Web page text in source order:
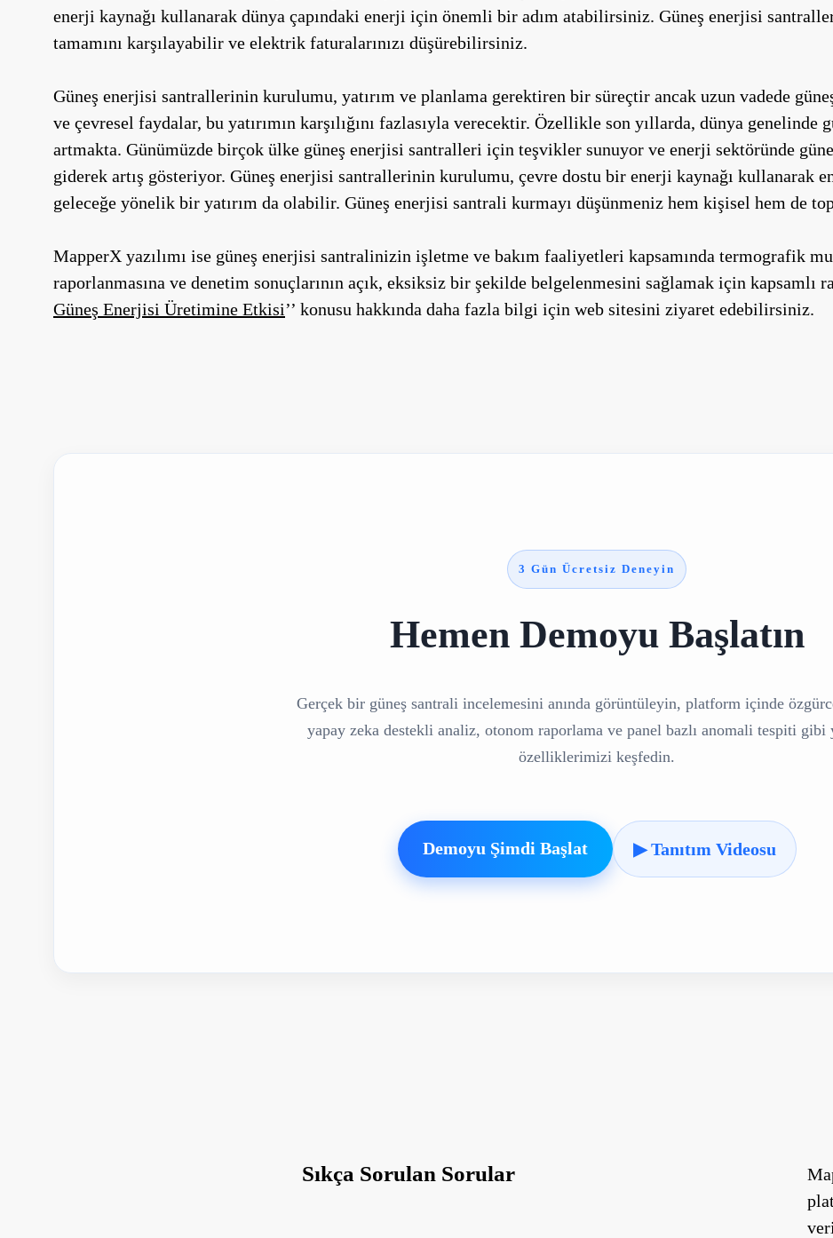
enerji kaynağı kullanarak dünya çapındaki enerji için önemli bir adım atabilirsiniz. Güneş enerjisi
tamamını karşılayabilir ve elektrik faturalarınızı düşürebilirsiniz.
Güneş enerjisi santrallerinin kurulumu, yatırım ve planlama gerektiren bir süreçtir ancak uzun vadede
ve çevresel faydalar, bu yatırımın karşılığını fazlasıyla verecektir. Özellikle son yıllarda, dünya genelinde
artmakta. Günümüzde birçok ülke güneş enerjisi santralleri için teşvikler sunuyor ve enerji sektöründe
giderek artış gösteriyor. Güneş enerjisi santrallerinin kurulumu, çevre dostu bir enerji kaynağı kullanarak
geleceğe yönelik bir yatırım da olabilir. Güneş enerjisi santrali kurmayı düşünmeniz hem kişisel hem de
MapperX yazılımı ise güneş enerjisi santralinizin işletme ve bakım faaliyetleri kapsamında termografik
raporlanmasına ve denetim sonuçlarının açık, eksiksiz bir şekilde belgelenmesini sağlamak için kapsamlı
Güneş Enerjisi Üretimine Etkisi’’ konusu hakkında daha fazla bilgi için web sitesini ziyaret edebilirsiniz.
3 Gün Ücretsiz Deneyin
Hemen Demoyu Başlatın
Gerçek bir güneş santrali incelemesini anında görüntüleyin, platform içinde
yapay zeka destekli analiz, otonom raporlama ve panel bazlı anomali tespiti
özelliklerimizi keşfedin.
Demoyu Şimdi Başlat ▶ Tanıtım Videosu
Sıkça Sorulan Sorular